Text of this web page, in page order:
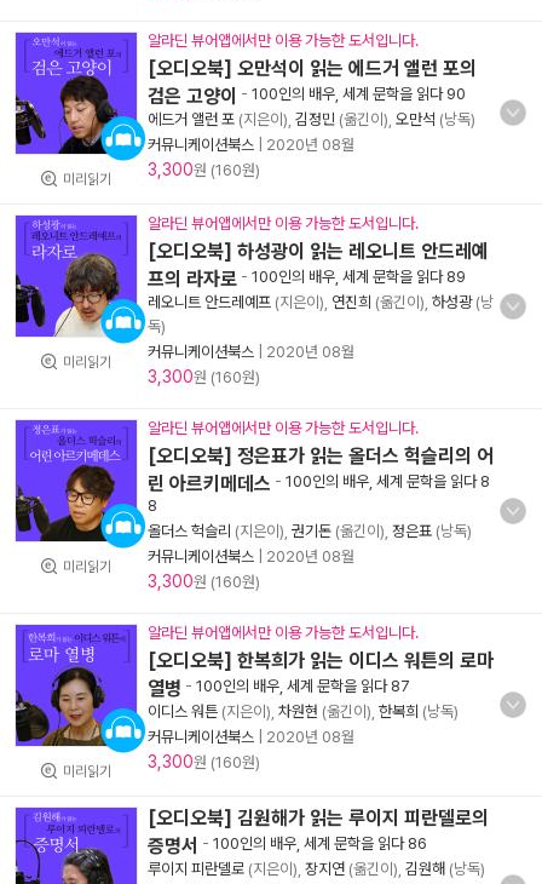
미리읽기
알라딘 뷰어앱에서만 이용 가능한 도서입니다.
[오디오북] 오만석이 읽는 에드거 앨런 포의
검은 고양이 - 100인의 배우, 세계 문학을 읽다 90
에드거 앨런 포 (지은이), 김정민 (옮긴이), 오만석 (낭독)
커뮤니케이션북스
2020년 08월
3,300원 (160원)
미리읽기
알라딘 뷰어앱에서만 이용 가능한 도서입니다.
[오디오북] 하성광이 읽는 레오니트 안드레예
프의 라자로 - 100인의 배우, 세계 문학을 읽다 89
레오니트 안드레예프 (지은이), 연진희 (옮긴이), 하성광(낭
독)
커뮤니케이션북스
2020년 08월
3,300원 (160원)
미리읽기
알라딘 뷰어앱에서만 이용 가능한 도서입니다.
[오디오북] 정은표가 읽는 올더스 헉슬리의 어
린 아르키메데스 - 100인의 배우, 세계 문학을 읽다 8
8
올더스 헉슬리 (지은이), 권기돈 (옮긴이), 정은표 (낭독)
커뮤니케이션북스
2020년 08월
3,300원 (160원)
미리읽기
알라딘 뷰어앱에서만 이용 가능한 도서입니다.
[오디오북] 한복희가 읽는 이디스 워튼의 로마
열병 - 100인의 배우, 세계 문학을 읽다 87
이디스 워튼 (지은이), 차원현 (옮긴이), 한복희 (낭독)
커뮤니케이션북스
2020년 08월
3,300원 (160원)
[오디오북] 김원해가 읽는 루이지 피란델로의
증명서 - 100인의 배우, 세계 문학을 읽다 86
루이지 피란델로 (지은이), 장지연 (옮긴이), 김원해 (낭독)